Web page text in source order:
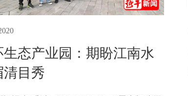
生态产业园：期盼江南水
清目秀